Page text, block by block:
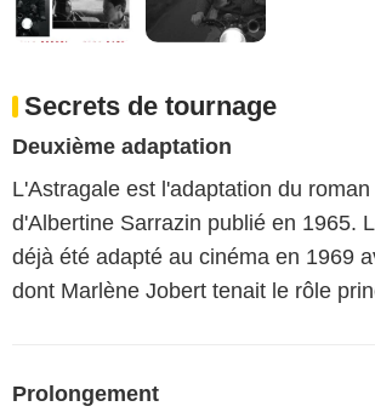
Secrets de tournage
Deuxième adaptation
L'Astragale est l'adaptation du
d'Albertine Sarrazin publié en 1965.
déjà été adapté au cinéma en 1969
dont Marlène Jobert tenait le rôle
Prolongement